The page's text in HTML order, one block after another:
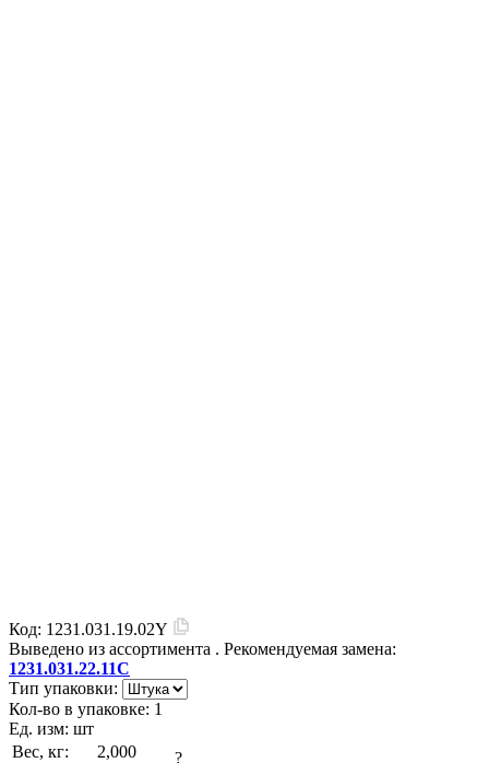
Код: 1231.031.19.02Y
Выведено из ассортимента . Рекомендуемая замена:
1231.031.22.11C
Тип упаковки:
Кол-во в упаковке: 1
Ед. изм: шт
Вес, кг:
2,000
?